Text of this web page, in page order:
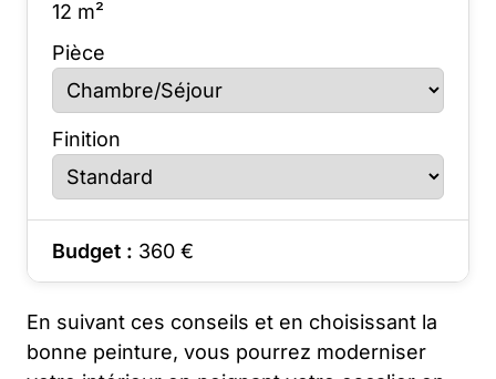
12 m²
Pièce
Finition
Budget : 360 €
En suivant ces conseils et en choisissant la
bonne peinture, vous pourrez moderniser